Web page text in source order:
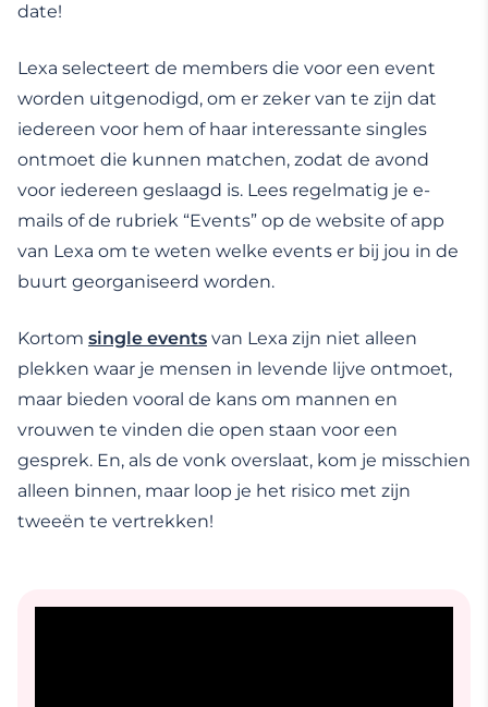
date!
Lexa selecteert de members die voor een event
worden uitgenodigd, om er zeker van te zijn dat
iedereen voor hem of haar interessante singles
ontmoet die kunnen matchen, zodat de avond
voor iedereen geslaagd is. Lees regelmatig je e-
mails of de rubriek “Events” op de website of app
van Lexa om te weten welke events er bij jou in de
buurt georganiseerd worden.
Kortom single events van Lexa zijn niet alleen
plekken waar je mensen in levende lijve ontmoet,
maar bieden vooral de kans om mannen en
vrouwen te vinden die open staan voor een
gesprek. En, als de vonk overslaat, kom je misschien
alleen binnen, maar loop je het risico met zijn
tweeën te vertrekken!